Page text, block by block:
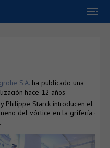
S.A. ha publicado una
hace 12 años
Philippe Starck introducen el
del vórtice en la grifería del